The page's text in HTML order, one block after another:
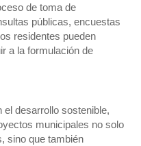
de toma de
públicas, encuestas
residentes pueden
a la formulación de
el desarrollo sostenible,
municipales no solo
sino que también